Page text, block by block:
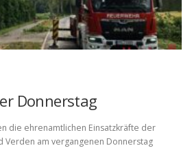
Donnerstag
die ehrenamtlichen Einsatzkräfte der
Verden am vergangenen Donnerstag